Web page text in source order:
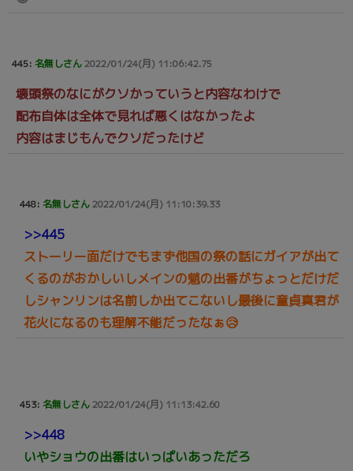
445: 名無しさん2022/01/24(月) 11:06:42.75
壊頭祭のなにがクソかっていうと内容なわけで
配布自体は全体で見れば悪くはなかったよ
内容はまじもんでクソだったけど
448: 名無しさん2022/01/24(月) 11:10:39.33
>>445
ストーリー面だけでもまず他国の祭の話にガイアが出て
くるのがおかしいしメインの魈の出番がちょっとだけだ
しシャンリンは名前しか出てこないし最後に童貞真君が
花火になるのも理解不能だったなぁ😥
453: 名無しさん2022/01/24(月) 11:13:42.60
>>448
いやショウの出番はいっぱいあっただろ